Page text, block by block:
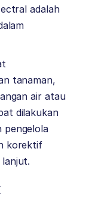
adalah
tanaman,
air atau
dilakukan
pengelola
korektif